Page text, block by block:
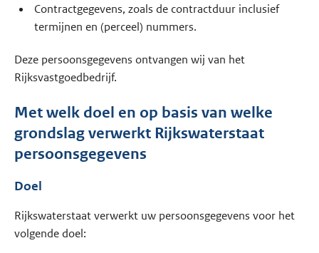
Contractgegevens, zoals de contractduur inclusief
termijnen en (perceel) nummers.
Deze persoonsgegevens ontvangen wij van het
Rijksvastgoedbedrijf.
Met welk doel en op basis van welke
grondslag verwerkt Rijkswaterstaat
persoonsgegevens
Doel
Rijkswaterstaat verwerkt uw persoonsgegevens voor het
volgende doel: